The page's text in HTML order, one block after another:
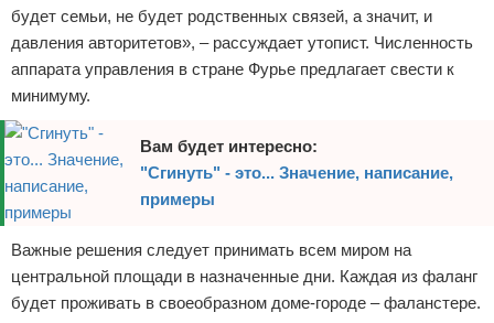
будет семьи, не будет родственных связей, а значит, и
давления авторитетов», – рассуждает утопист. Численность
аппарата управления в стране Фурье предлагает свести к
минимуму.
Вам будет интересно:
"Сгинуть" - это... Значение, написание,
примеры
Важные решения следует принимать всем миром на
центральной площади в назначенные дни. Каждая из фаланг
будет проживать в своеобразном доме-городе – фаланстере.